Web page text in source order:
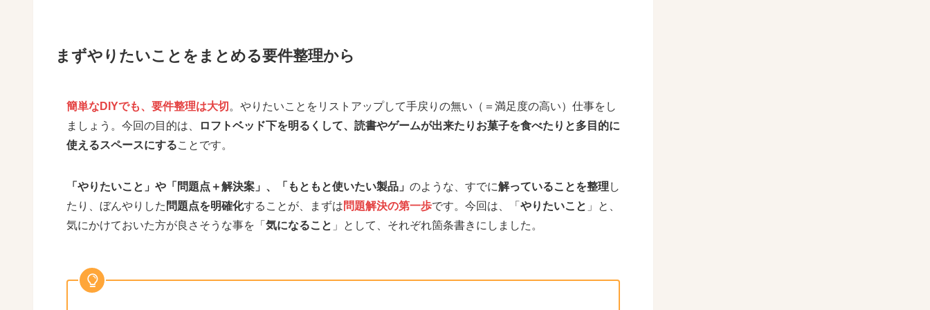
まずやりたいことをまとめる要件整理から
簡単なDIYでも、要件整理は大切 。やりたいことをリストアップして手戻りの無い（＝満足度の高い）仕事をし
ましょう。今回の目的は、
ロフトベッド下を明るくして、読書やゲームが出来たりお菓子を食べたりと多目的に
使えるスペースにすることです。
「やりたいこと」や「問題点＋解決案」、「もともと使いたい製品」 のような、すでに解っていることを整理 し
たり、ぼんやりした 問題点を明確化することが、まずは問題解決の第一歩です。今回は、「 やりたいこと 」と、
気にかけておいた方が良さそうな事を「 気になること 」として、それぞれ箇条書きにしました。